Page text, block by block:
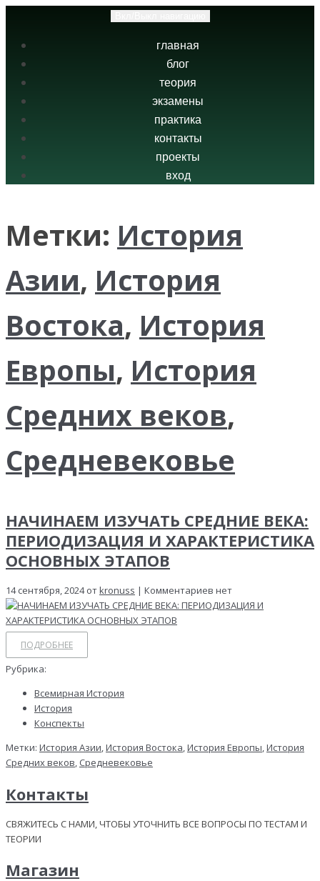
главная
блог
теория
экзамены
практика
контакты
проекты
вход
Метки: История
Азии, История
Востока, История
Европы, История
Средних веков,
Средневековье
НАЧИНАЕМ ИЗУЧАТЬ СРЕДНИЕ ВЕКА:
ПЕРИОДИЗАЦИЯ И ХАРАКТЕРИСТИКА
ОСНОВНЫХ ЭТАПОВ
14 сентября, 2024 отkronuss | Комментариев нет
ПОДРОБНЕЕ
Рубрика:
Всемирная История
История
Конспекты
Метки: История Азии,История Востока,История Европы,История
Средних веков, Средневековье
Контакты
СВЯЖИТЕСЬ С НАМИ, ЧТОБЫ УТОЧНИТЬ ВСЕ ВОПРОСЫ ПО ТЕСТАМ И
ТЕОРИИ
Магазин